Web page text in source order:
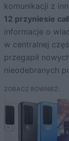
komunikacji z
12 przyniesie
informacje o
w centralnej
przegapił
nieodebranych
ZOBACZ RÓWNIEŻ: